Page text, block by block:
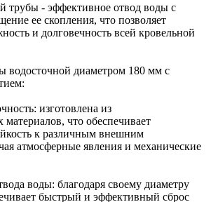
трубы - эффективное отвод воды с
ее скопления, что позволяет
и долговечность всей кровельной
водосточной диаметром 180 мм с
изготовлена из
материалов, что обеспечивает
к различным внешним
атмосферные явления и механические
воды: благодаря своему диаметру
быстрый и эффективный сброс